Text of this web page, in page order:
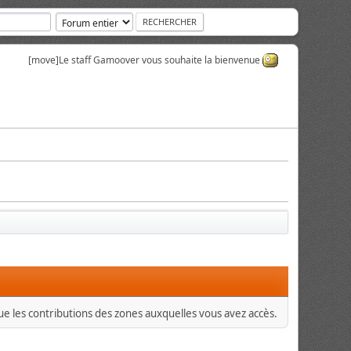
[move]Le staff Gamoover vous souhaite la bienvenue
contributions des zones auxquelles vous avez accès.